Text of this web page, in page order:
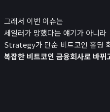
그래서 이번 이슈는
세일러가 망했다는 얘기가 아니라
Strategy가 단순 비트코인 홀딩
복잡한 비트코인 금융회사로 바뀌